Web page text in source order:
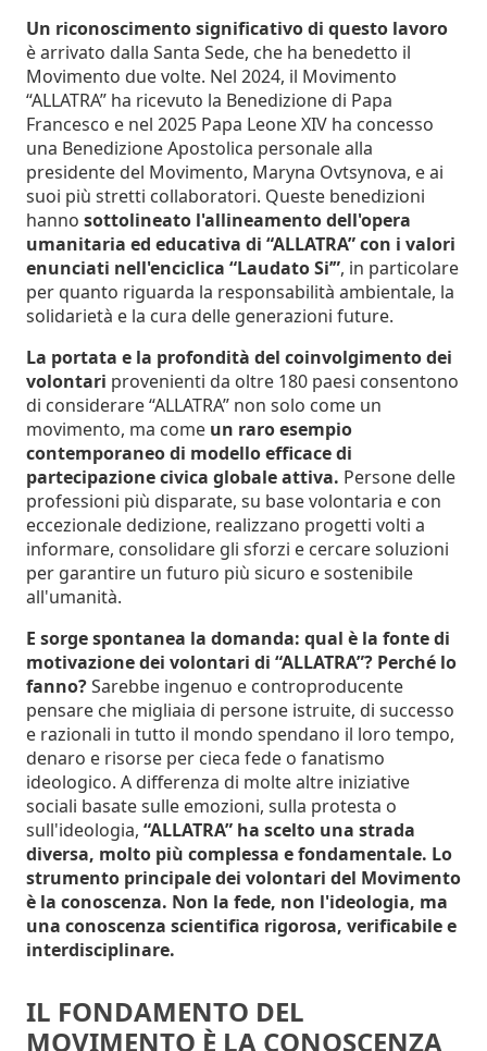
Un riconoscimento significativo di questo lavoro
è arrivato dalla Santa Sede, che ha benedetto il
Movimento due volte. Nel 2024, il Movimento
“ALLATRA” ha ricevuto la Benedizione di Papa
Francesco e nel 2025 Papa Leone XIV ha concesso
una Benedizione Apostolica personale alla
presidente del Movimento, Maryna Ovtsynova, e ai
suoi più stretti collaboratori. Queste benedizioni
hanno sottolineato l'allineamento dell'opera
umanitaria ed educativa di “ALLATRA” con i valori
enunciati nell'enciclica “Laudato Si’”, in particolare
per quanto riguarda la responsabilità ambientale, la
solidarietà e la cura delle generazioni future.
La portata e la profondità del coinvolgimento dei
volontari provenienti da oltre 180 paesi consentono
di considerare “ALLATRA” non solo come un
movimento, ma come un raro esempio
contemporaneo di modello efficace di
partecipazione civica globale attiva. Persone delle
professioni più disparate, su base volontaria e con
eccezionale dedizione, realizzano progetti volti a
informare, consolidare gli sforzi e cercare soluzioni
per garantire un futuro più sicuro e sostenibile
all'umanità.
E sorge spontanea la domanda: qual è la fonte di
motivazione dei volontari di “ALLATRA”? Perché lo
fanno?Sarebbe ingenuo e controproducente
pensare che migliaia di persone istruite, di successo
e razionali in tutto il mondo spendano il loro tempo,
denaro e risorse per cieca fede o fanatismo
ideologico. A differenza di molte altre iniziative
sociali basate sulle emozioni, sulla protesta o
sull'ideologia, “ALLATRA” ha scelto una strada
diversa, molto più complessa e fondamentale. Lo
strumento principale dei volontari del Movimento
è la conoscenza. Non la fede, non l'ideologia, ma
una conoscenza scientifica rigorosa, verificabile e
interdisciplinare.
IL FONDAMENTO DEL
MOVIMENTO È LA CONOSCENZA